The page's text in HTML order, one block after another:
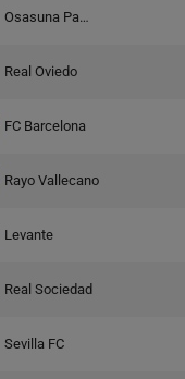
Osasuna Pampeluna
Real Oviedo
FC Barcelona
Rayo Vallecano
Levante
Real Sociedad
Sevilla FC